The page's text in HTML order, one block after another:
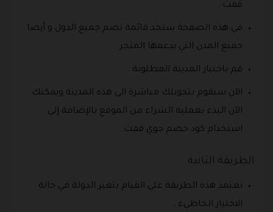
قفت .
في هذه الصفحة ستجد قائمة تضم جميع الدول و أيضا
جميع المدن التي يدعمها المتجر .
قم باختيار المدينة المطلوبة .
الآن سيقوم بتحويلك مباشرة الى هذه المدينة ويمكنك
الآن البدء بعملية الشراء من الموقع بالإضافة إلى
استخدام كود خصم جوي قفت .
الطريقة الثانية
تعتمد هذه الطريقة على القيام بتغير الدولة في حالة
الاختيار الخاطيء .